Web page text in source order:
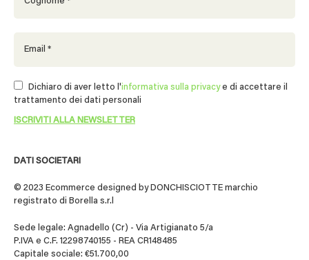
DATI SOCIETARI
© 2023 Ecommerce designed by DONCHISCIOTTE marchio
registrato di Borella s.r.l
Sede legale: Agnadello (Cr) - Via Artigianato 5/a
P.IVA e C.F. 12298740155 - REA CR148485
Capitale sociale: €51.700,00
Dichiaro di aver letto l'informativa sulla privacye di accettare il
trattamento dei dati personali